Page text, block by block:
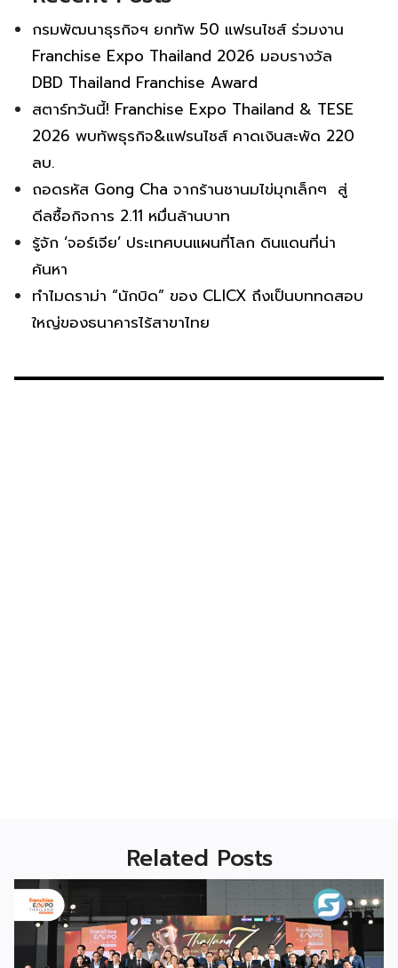
กรมพัฒนาธุรกิจฯ ยกทัพ 50 แฟรนไชส์ ร่วมงาน
Franchise Expo Thailand 2026 มอบรางวัล
DBD Thailand Franchise Award
สตาร์ทวันนี้! Franchise Expo Thailand & TESE
2026 พบทัพธุรกิจ&แฟรนไชส์ คาดเงินสะพัด 220
ลบ.
ถอดรหัส Gong Cha จากร้านชานมไข่มุกเล็กๆ สู่
ดีลซื้อกิจการ 2.11 หมื่นล้านบาท
รู้จัก ‘จอร์เจีย’ ประเทศบนแผนที่โลก ดินแดนที่น่า
ค้นหา
ทำไมดราม่า “นักบิด” ของ CLICX ถึงเป็นบททดสอบ
ใหญ่ของธนาคารไร้สาขาไทย
Related Posts